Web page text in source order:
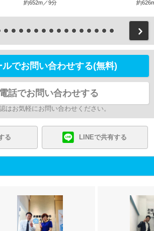
約652m／9分 約
ルでお問い合わせする(無料)
電話でお問い合わせする
はお気軽にお問い合わせください。
る LINEで共有する